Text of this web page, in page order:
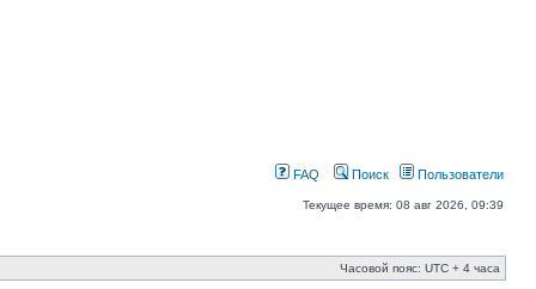
FAQ Поиск Пользователи
Текущее время: 08 авг 2026, 09:39
Часовой пояс: UTC + 4 часа